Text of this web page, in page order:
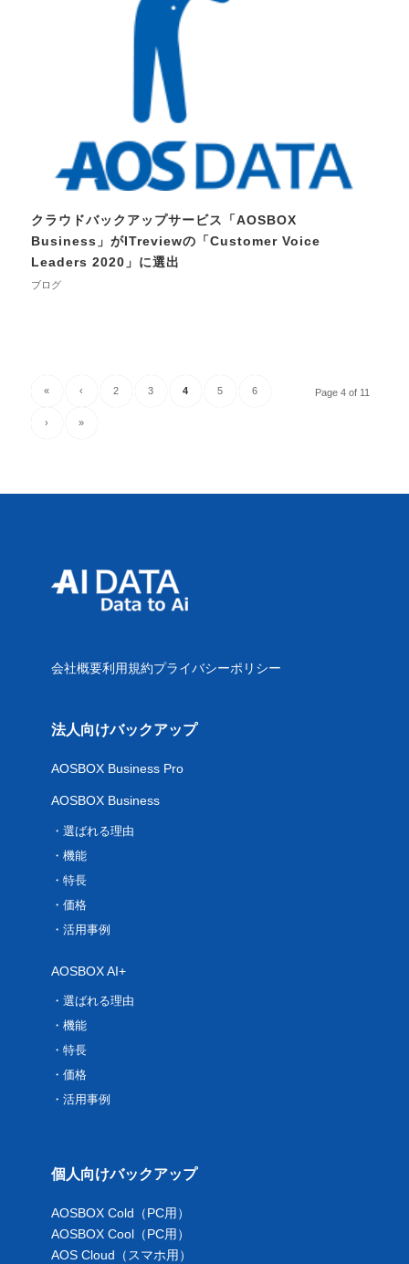
クラウドバックアップサービス「AOSBOX
Business」がITreviewの「Customer Voice
Leaders 2020」に選出
ブログ
Page 4 of 11
« ‹ 2 3 4 5 6
› »
会社概要利用規約プライバシーポリシー
法人向けバックアップ
AOSBOX Business Pro
AOSBOX Business
選ばれる理由
機能
特長
価格
活用事例
AOSBOX AI+
選ばれる理由
機能
特長
価格
活用事例
個人向けバックアップ
AOSBOX Cold（PC用）
AOSBOX Cool（PC用）
AOS Cloud（スマホ用）